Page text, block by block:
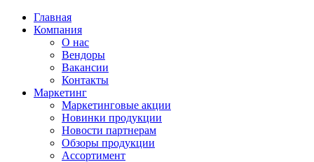
Главная
Компания
О нас
Вендоры
Вакансии
Контакты
Маркетинг
Маркетинговые акции
Новинки продукции
Новости партнерам
Обзоры продукции
Ассортимент